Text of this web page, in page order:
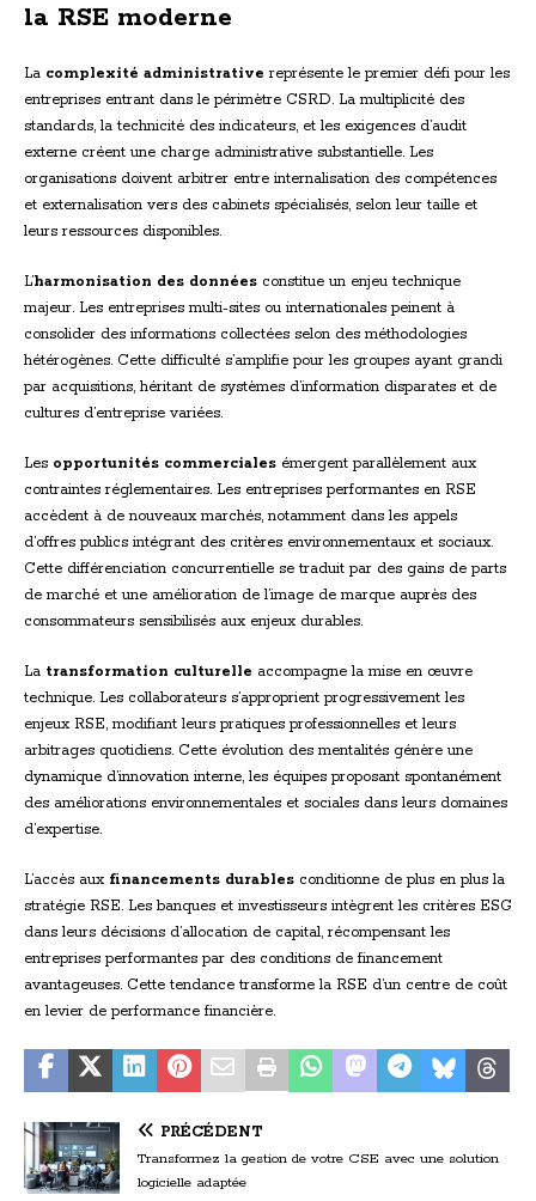
la RSE moderne
La complexité administrative représente le premier défi pour les
entreprises entrant dans le périmètre CSRD. La multiplicité des
standards, la technicité des indicateurs, et les exigences d’audit
externe créent une charge administrative substantielle. Les
organisations doivent arbitrer entre internalisation des compétences
et externalisation vers des cabinets spécialisés, selon leur taille et
leurs ressources disponibles.
L’harmonisation des données constitue un enjeu technique
majeur. Les entreprises multi-sites ou internationales peinent à
consolider des informations collectées selon des méthodologies
hétérogènes. Cette difficulté s’amplifie pour les groupes ayant grandi
par acquisitions, héritant de systèmes d’information disparates et de
cultures d’entreprise variées.
Les opportunités commerciales émergent parallèlement aux
contraintes réglementaires. Les entreprises performantes en RSE
accèdent à de nouveaux marchés, notamment dans les appels
d’offres publics intégrant des critères environnementaux et sociaux.
Cette différenciation concurrentielle se traduit par des gains de parts
de marché et une amélioration de l’image de marque auprès des
consommateurs sensibilisés aux enjeux durables.
La transformation culturelle accompagne la mise en œuvre
technique. Les collaborateurs s’approprient progressivement les
enjeux RSE, modifiant leurs pratiques professionnelles et leurs
arbitrages quotidiens. Cette évolution des mentalités génère une
dynamique d’innovation interne, les équipes proposant spontanément
des améliorations environnementales et sociales dans leurs domaines
d’expertise.
L’accès aux financements durables conditionne de plus en plus la
stratégie RSE. Les banques et investisseurs intègrent les critères ESG
dans leurs décisions d’allocation de capital, récompensant les
entreprises performantes par des conditions de financement
avantageuses. Cette tendance transforme la RSE d’un centre de coût
en levier de performance financière.
PRÉCÉDENT
Transformez la gestion de votre CSE avec une solution
logicielle adaptée